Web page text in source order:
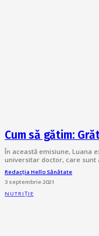
Cum să gătim:
În această emisiune, Luana
universitar doctor, care sunt
Redacția Hello Sănătate
3 septembrie 2021
NUTRIȚIE